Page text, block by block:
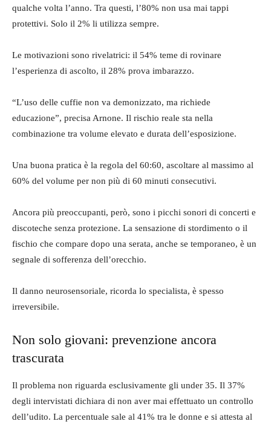
qualche volta l’anno. Tra questi, l’80% non usa mai tappi
protettivi. Solo il 2% li utilizza sempre.
Le motivazioni sono rivelatrici: il 54% teme di rovinare
l’esperienza di ascolto, il 28% prova imbarazzo.
“L’uso delle cuffie non va demonizzato, ma richiede
educazione”, precisa Arnone. Il rischio reale sta nella
combinazione tra volume elevato e durata dell’esposizione.
Una buona pratica è la regola del 60:60, ascoltare al massimo al
60% del volume per non più di 60 minuti consecutivi.
Ancora più preoccupanti, però, sono i picchi sonori di concerti e
discoteche senza protezione. La sensazione di stordimento o il
fischio che compare dopo una serata, anche se temporaneo, è un
segnale di sofferenza dell’orecchio.
Il danno neurosensoriale, ricorda lo specialista, è spesso
irreversibile.
Non solo giovani: prevenzione ancora
trascurata
Il problema non riguarda esclusivamente gli under 35. Il 37%
degli intervistati dichiara di non aver mai effettuato un controllo
dell’udito. La percentuale sale al 41% tra le donne e si attesta al